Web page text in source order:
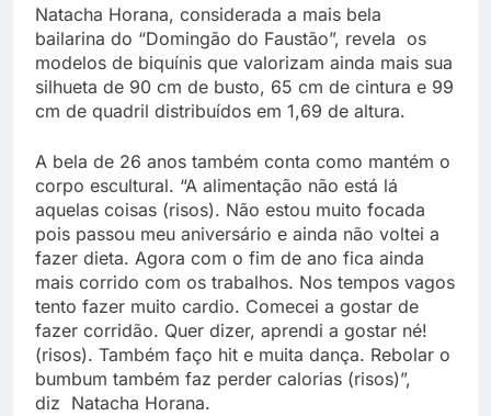
Natacha Horana, considerada a mais bela
bailarina do “Domingão do Faustão”, revela os
modelos de biquínis que valorizam ainda mais sua
silhueta de 90 cm de busto, 65 cm de cintura e 99
cm de quadril distribuídos em 1,69 de altura.
A bela de 26 anos também conta como mantém o
corpo escultural. “A alimentação não está lá
aquelas coisas (risos). Não estou muito focada
pois passou meu aniversário e ainda não voltei a
fazer dieta. Agora com o fim de ano fica ainda
mais corrido com os trabalhos. Nos tempos vagos
tento fazer muito cardio. Comecei a gostar de
fazer corridão. Quer dizer, aprendi a gostar né!
(risos). Também faço hit e muita dança. Rebolar o
bumbum também faz perder calorias (risos)”,
diz Natacha Horana.